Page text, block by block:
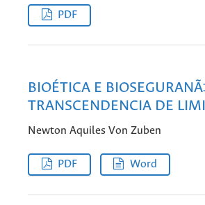
PDF
BIOÉTICA E
TRANSCENDENCIA DE
Newton Aquiles Von Zuben
PDF Word